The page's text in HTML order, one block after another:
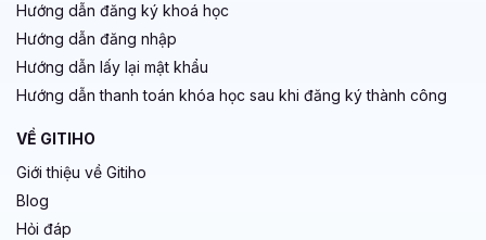
Hướng dẫn đăng ký khoá học
Hướng dẫn đăng nhập
Hướng dẫn lấy lại mật khẩu
Hướng dẫn thanh toán khóa học sau khi đăng ký thành công
VỀ GITIHO
Giới thiệu về Gitiho
Blog
Hỏi đáp